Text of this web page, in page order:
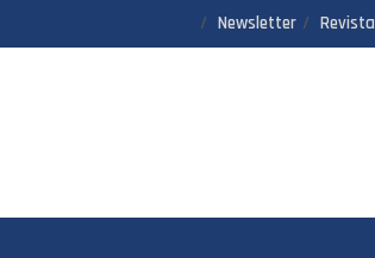
Newsletter Revista